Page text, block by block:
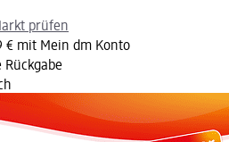
prüfen
€ mit Mein dm Konto